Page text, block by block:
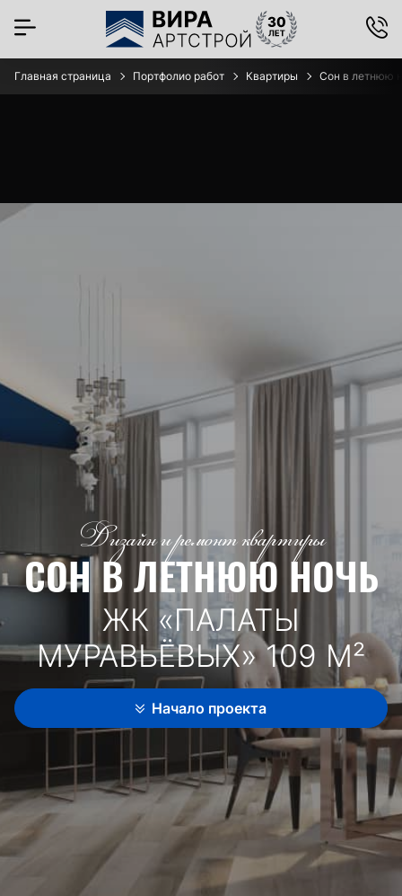
Главная страница Портфолио работ Квартиры Сон в летнюю
Дизайн и ремонт квартиры
СОН В ЛЕТНЮЮ НОЧЬ
ЖК «ПАЛАТЫ
МУРАВЬЁВЫХ» 109 М²
Начало проекта